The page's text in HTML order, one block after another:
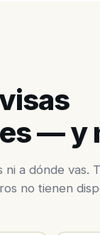
— y
a dónde vas.
no tienen